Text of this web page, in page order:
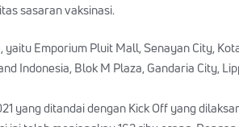
sasaran vaksinasi.
Emporium Pluit Mall, Senayan City,
Indonesia, Blok M Plaza, Gandaria City,
yang ditandai dengan Kick Off yang